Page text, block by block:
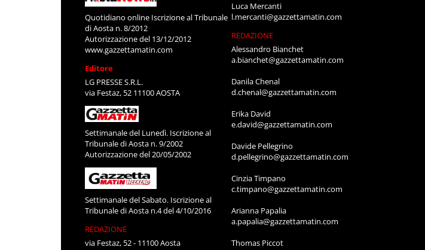
Quotidiano online Iscrizione al Tribunale
di Aosta n. 8/2012
Autorizzazione del 13/12/2012
www.gazzettamatin.com
Editore
LG PRESSE S.R.L.
via Festaz, 52 11100 AOSTA
Settimanale del Lunedì. Iscrizione al
Tribunale di Aosta n. 9/2002
Autorizzazione del 20/05/2002
Settimanale del Sabato. Iscrizione al
Tribunale di Aosta n.4 del 4/10/2016
REDAZIONE
via Festaz, 52 - 11100 Aosta
Luca Mercanti
l.mercanti@gazzettamatin.com
REDAZIONE
Alessandro Bianchet
a.bianchet@gazzettamatin.com
Danila Chenal
d.chenal@gazzettamatin.com
Erika David
e.david@gazzettamatin.com
Davide Pellegrino
d.pellegrino@gazzettamatin.com
Cinzia Timpano
c.timpano@gazzettamatin.com
Arianna Papalia
a.papalia@gazzettamatin.com
Thomas Piccot